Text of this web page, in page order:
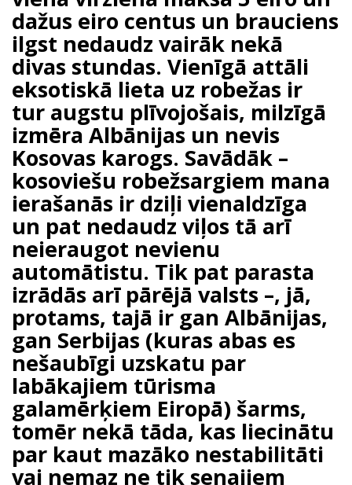
dažus eiro centus un brauciens
ilgst nedaudz vairāk nekā
divas stundas. Vienīgā attāli
eksotiskā lieta uz robežas ir
tur augstu plīvojošais, milzīgā
izmēra Albānijas un nevis
Kosovas karogs. Savādāk –
kosoviešu robežsargiem mana
ierašanās ir dziļi vienaldzīga
un pat nedaudz viļos tā arī
neieraugot nevienu
automātistu. Tik pat parasta
izrādās arī pārējā valsts –, jā,
protams, tajā ir gan Albānijas,
gan Serbijas (kuras abas es
nešaubīgi uzskatu par
labākajiem tūrisma
galamērķiem Eiropā) šarms,
tomēr nekā tāda, kas liecinātu
par kaut mazāko nestabilitāti
vai nemaz ne tik senajiem